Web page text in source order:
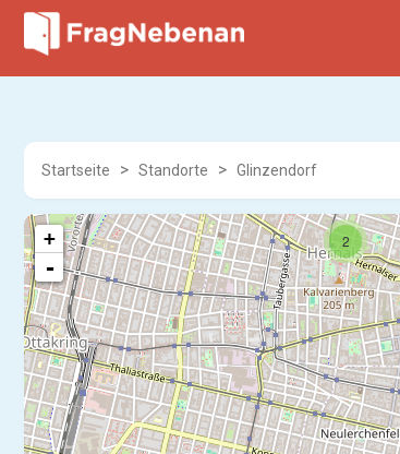
Startseite Standorte Glinzendorf
2
+
-